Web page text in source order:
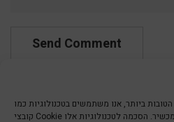
ביותר, אנו משתמשים בטכנולוגיות כמו
קובצי Cookie כדי לאחסן ו/או לגשת למידע על המכשיר. הסכמה לטכנולוגיות אלו